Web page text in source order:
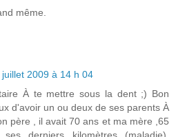
même.
juillet 2009 à 14 h 04
À te mettre sous la dent ;) Bon
d'avoir un ou deux de ses parents À
père , il avait 70 ans et ma mère ,65
derniers kilomètres (maladie).